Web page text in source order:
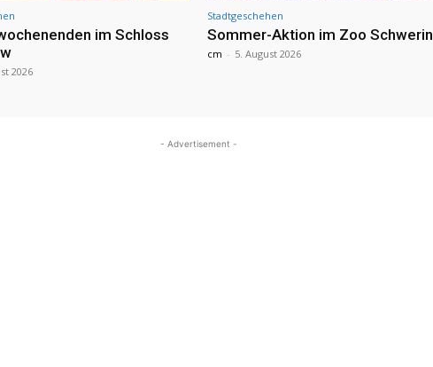
im Schloss
2026
Stadtgeschehen
Sommer-Aktion im Zoo Schwerin
cm - 5. August 2026
- Advertisement -